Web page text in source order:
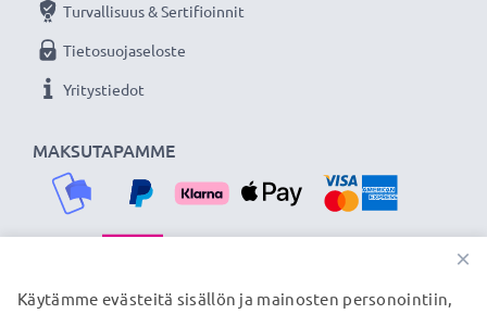
MAKSUTAPAMME
Turvallisuus & Sertifioinnit
Tietosuojaseloste
Yritystiedot
TOIMITUSKUMPPANIMME
×
Käytämme evästeitä sisällön ja mainosten personointiin,